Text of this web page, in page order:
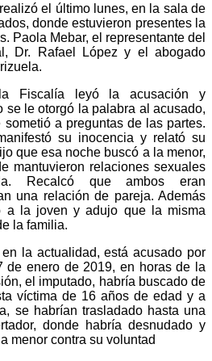
el último lunes, en la sala de
donde estuvieron presentes la
Paola Mebar, el representante del
Dr. Rafael López y el abogado
Fiscalía leyó la acusación y
se le otorgó la palabra al acusado,
a preguntas de las partes.
su inocencia y relató su
que esa noche buscó a la menor,
mantuvieron relaciones sexuales
Recalcó que ambos eran
una relación de pareja. Además
a la joven y adujo que la misma
la familia.
la actualidad, está acusado por
de enero de 2019, en horas de la
el imputado, habría buscado de
víctima de 16 años de edad y a
se habrían trasladado hasta una
donde habría desnudado y
menor contra su voluntad